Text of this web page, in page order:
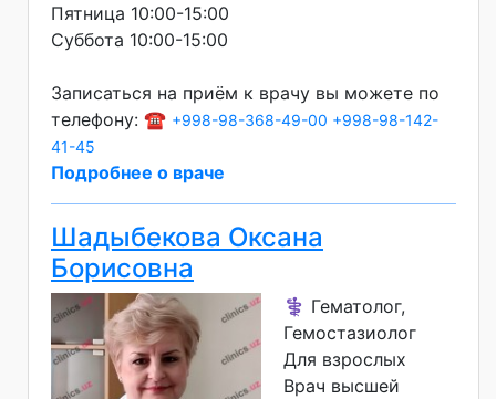
Пятница 10:00-15:00
Суббота 10:00-15:00
Записаться на приём к врачу вы можете по
телефону: ☎️ +998-98-368-49-00 +998-98-142-
41-45
Подробнее о враче
Шадыбекова Оксана
Борисовна
⚕️ Гематолог,
Гемостазиолог
Для взрослых
Врач высшей